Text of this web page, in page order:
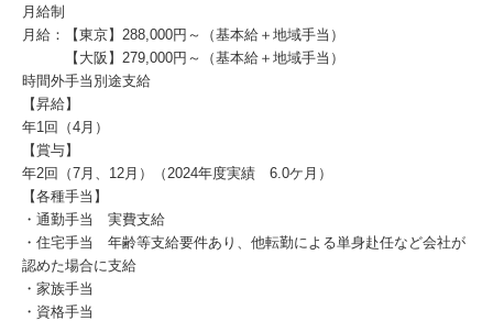
月給制
月給：【東京】288,000円～（基本給＋地域手当）
【大阪】279,000円～（基本給＋地域手当）
時間外手当別途支給
【昇給】
年1回（4月）
【賞与】
年2回（7月、12月）（2024年度実績 6.0ケ月）
【各種手当】
・通勤手当 実費支給
・住宅手当 年齢等支給要件あり、他転勤による単身赴任など会社が
認めた場合に支給
・家族手当
・資格手当